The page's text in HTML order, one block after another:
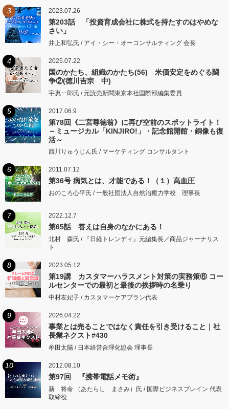
3 2023.07.26
第203話 「投資育成会社に株式を持たすのはやめな
さい」
井上和弘氏 / アイ・シー・オーコンサルティング 会長
4 2025.07.22
国のかたち、組織のかたち(56) 米価安定をめぐる闘
争②(徳川吉宗 中)
宇惠一郎氏 / 元読売新聞東京本社国際部編集委員
5 2017.06.9
第78回《二宮尊徳翁》に再び空前のスポットライト！
～ミュージカル「KINJIRO!」・記念館開館・銅像も復
活～
西川りゅうじん氏 / マーケティング コンサルタント
6 2011.07.12
第36号 病気とは、才能である！（１）高血圧
おのころ心平氏 / 一般社団法人自然治癒力学校 理事長
7 2022.12.7
第65話 答えは自身のなかにある！
北村 森氏 / 『日経トレンディ』元編集長／商品ジャーナリス
ト
8 2023.05.12
第19講 カスタマーハラスメント対策の実務策⑥ コー
ルセンターでの最初と最後の挨拶時の名乗り
中村友妃子 / カスタマーケアプラン代表
9 2026.04.22
事業とは売ることではなく責任を引き受けること｜社
長業ネクスト#430
牟田太陽 / 日本経営合理化協会 理事長
10 2012.08.10
第97回 『携帯電話メモ術』
新 将命 （あたらし まさみ）氏 / 国際ビジネスブレイン 代表
取締役